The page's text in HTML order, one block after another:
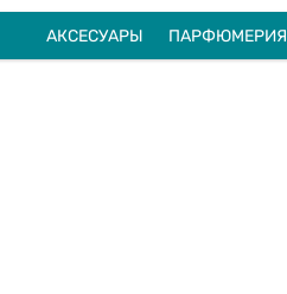
АКСЕСУАРЫ ПАРФЮМЕРИЯ